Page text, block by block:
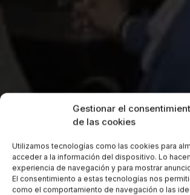
Gestionar el
de las cookies
Utilizamos tecnologías como las cookies para
acceder a la información del dispositivo. Lo
experiencia de navegación y para mostrar
El consentimiento a estas tecnologías nos
como el comportamiento de navegación o las